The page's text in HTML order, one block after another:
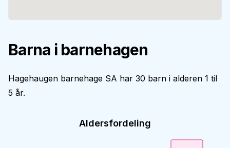
Barna i barnehagen
Hagehaugen barnehage SA har 30 barn i alderen 1 til
5 år.
Aldersfordeling